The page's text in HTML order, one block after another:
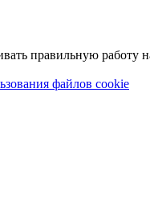
правильную работу
файлов cookie